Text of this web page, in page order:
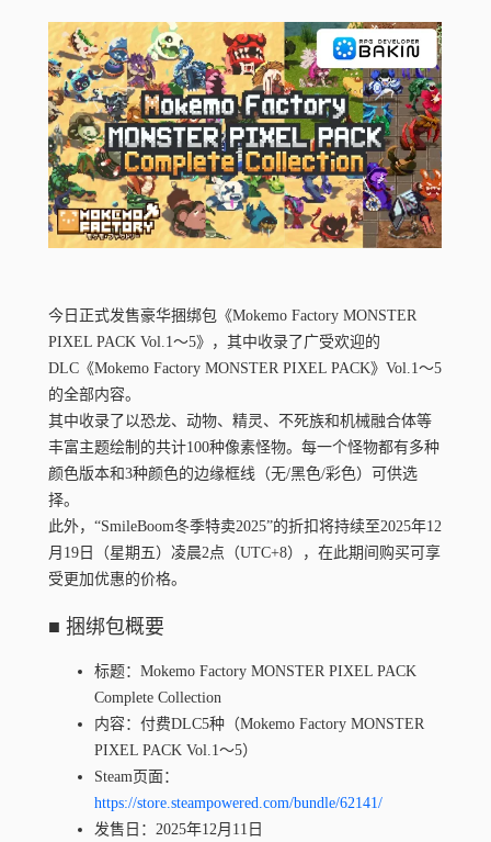
今日正式发售豪华捆绑包《Mokemo Factory MONSTER
PIXEL PACK Vol.1〜5》，其中收录了广受欢迎的
DLC《Mokemo Factory MONSTER PIXEL PACK》Vol.1～5
的全部内容。
其中收录了以恐龙、动物、精灵、不死族和机械融合体等
丰富主题绘制的共计100种像素怪物。每一个怪物都有多种
颜色版本和3种颜色的边缘框线（无/黑色/彩色）可供选
择。
此外，“SmileBoom冬季特卖2025”的折扣将持续至2025年12
月19日（星期五）凌晨2点（UTC+8），在此期间购买可享
受更加优惠的价格。
■ 捆绑包概要
标题：Mokemo Factory MONSTER PIXEL PACK
Complete Collection
内容：付费DLC5种（Mokemo Factory MONSTER
PIXEL PACK Vol.1〜5）
Steam页面：
https://store.steampowered.com/bundle/62141/
发售日：2025年12月11日